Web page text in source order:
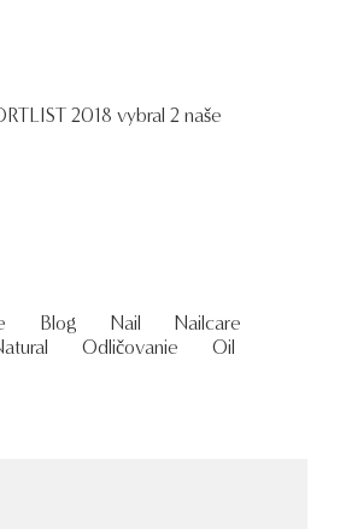
2018 vybral 2 naše
Blog Nail
Nailcare
Odličovanie
Oil